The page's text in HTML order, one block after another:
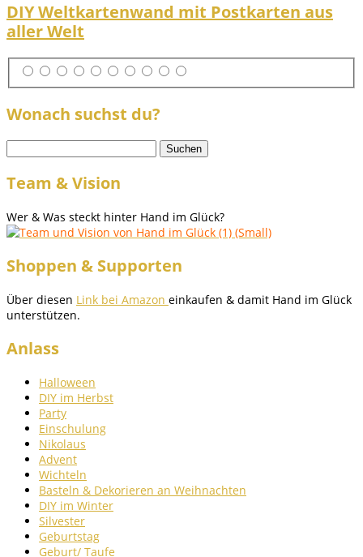
DIY Weltkartenwand mit Postkarten aus
aller Welt
Wonach suchst du?
nach:
Team & Vision
Wer & Was steckt hinter Hand im Glück?
Shoppen & Supporten
Über diesen Link bei Amazon einkaufen & damit Hand im Glück
unterstützen.
Anlass
Halloween
DIY im Herbst
Party
Einschulung
Nikolaus
Advent
Wichteln
Basteln & Dekorieren an Weihnachten
DIY im Winter
Silvester
Geburtstag
Geburt/ Taufe